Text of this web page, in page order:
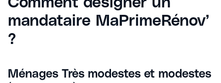
mandataire MaPrimeRénov’
?
Ménages Très modestes et modestes